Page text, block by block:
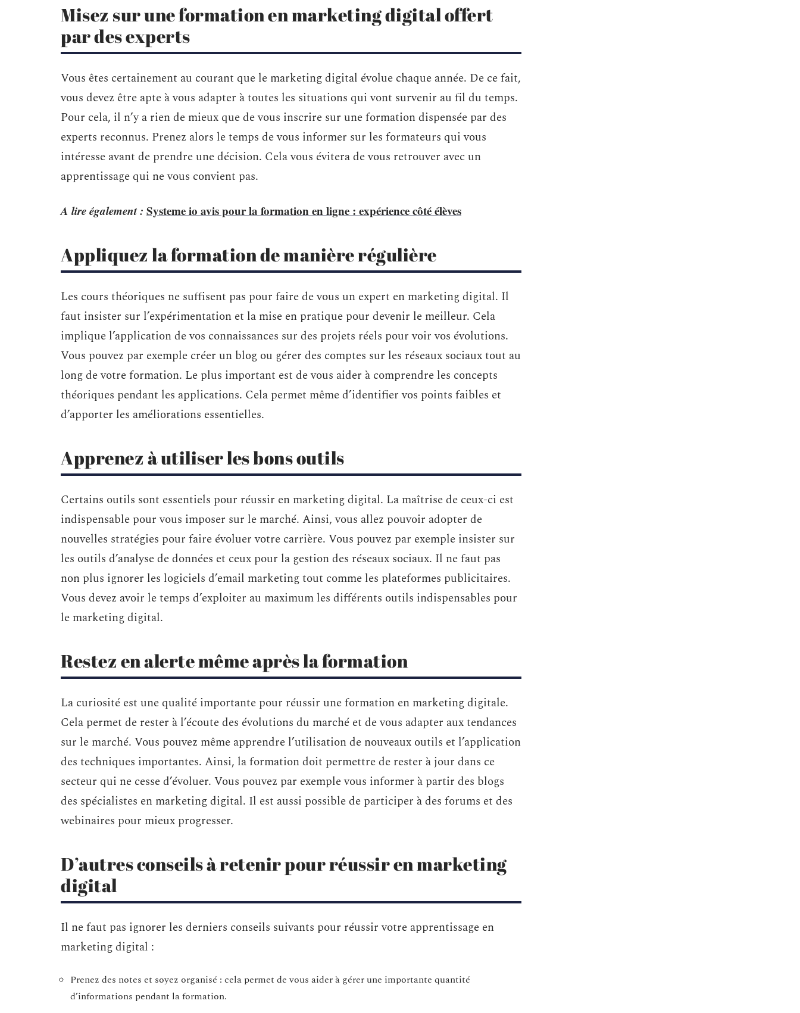
Misez sur une formation en marketing digital offert
par des experts
Vous êtes certainement au courant que le marketing digital évolue chaque année. De ce fait,
vous devez être apte à vous adapter à toutes les situations qui vont survenir au fil du temps.
Pour cela, il n’y a rien de mieux que de vous inscrire sur une formation dispensée par des
experts reconnus. Prenez alors le temps de vous informer sur les formateurs qui vous
intéresse avant de prendre une décision. Cela vous évitera de vous retrouver avec un
apprentissage qui ne vous convient pas.
A lire également : Systeme io avis pour la formation en ligne : expérience côté élèves
Appliquez la formation de manière régulière
Les cours théoriques ne suffisent pas pour faire de vous un expert en marketing digital. Il
faut insister sur l’expérimentation et la mise en pratique pour devenir le meilleur. Cela
implique l’application de vos connaissances sur des projets réels pour voir vos évolutions.
Vous pouvez par exemple créer un blog ou gérer des comptes sur les réseaux sociaux tout au
long de votre formation. Le plus important est de vous aider à comprendre les concepts
théoriques pendant les applications. Cela permet même d’identifier vos points faibles et
d’apporter les améliorations essentielles.
Apprenez à utiliser les bons outils
Certains outils sont essentiels pour réussir en marketing digital. La maîtrise de ceux-ci est
indispensable pour vous imposer sur le marché. Ainsi, vous allez pouvoir adopter de
nouvelles stratégies pour faire évoluer votre carrière. Vous pouvez par exemple insister sur
les outils d’analyse de données et ceux pour la gestion des réseaux sociaux. Il ne faut pas
non plus ignorer les logiciels d’email marketing tout comme les plateformes publicitaires.
Vous devez avoir le temps d’exploiter au maximum les différents outils indispensables pour
le marketing digital.
Restez en alerte même après la formation
La curiosité est une qualité importante pour réussir une formation en marketing digitale.
Cela permet de rester à l’écoute des évolutions du marché et de vous adapter aux tendances
sur le marché. Vous pouvez même apprendre l’utilisation de nouveaux outils et l’application
des techniques importantes. Ainsi, la formation doit permettre de rester à jour dans ce
secteur qui ne cesse d’évoluer. Vous pouvez par exemple vous informer à partir des blogs
des spécialistes en marketing digital. Il est aussi possible de participer à des forums et des
webinaires pour mieux progresser.
D’autres conseils à retenir pour réussir en marketing
digital
Il ne faut pas ignorer les derniers conseils suivants pour réussir votre apprentissage en
marketing digital :
Prenez des notes et soyez organisé : cela permet de vous aider à gérer une importante quantité
d’informations pendant la formation.